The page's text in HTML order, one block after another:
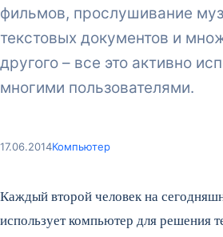
фильмов, прослушивание
текстовых документов и
другого – все это активно
многими пользователями.
17.06.2014Компьютер
Каждый второй человек на
использует компьютер для решения